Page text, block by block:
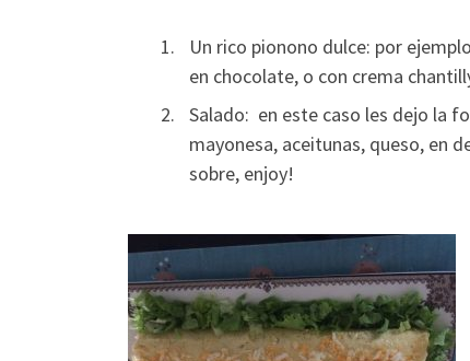
Un rico pionono dulce: por
en chocolate, o con crema
Salado: en este caso les dejo la
mayonesa, aceitunas, queso, en
sobre, enjoy!